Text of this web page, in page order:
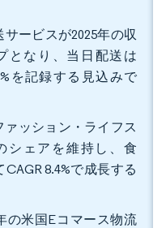
ービスが2025年の収
となり、当日配送は
を記録する見込みで
ッション・ライフス
シェアを維持し、食
8.4%で成長する
の米国Eコマース物流